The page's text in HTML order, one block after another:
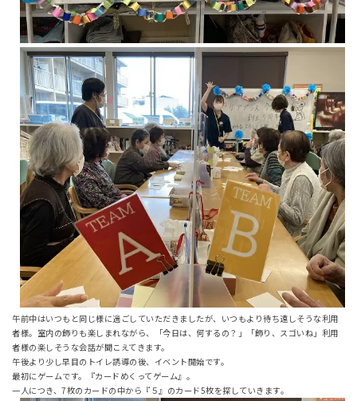
午前中はいつもと同じ様に過ごしていただきましたが、いつもより待ち遠しそうな利用
者様。室内の飾りも楽しまれながら、「今日は、何するの？」「飾り、スゴいね」利用
者様の楽しそうな会話が聞こえてきます。
午後より少し早目のトイレ誘導の後、イベント開始です。
最初にゲームです。『カードめくってゲーム』。
一人につき、7枚のカードの中から『５』のカード5枚を探していきます。